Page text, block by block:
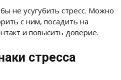
не усугубить стресс. Можно
с ним, посадить на
и повысить доверие.
стресса